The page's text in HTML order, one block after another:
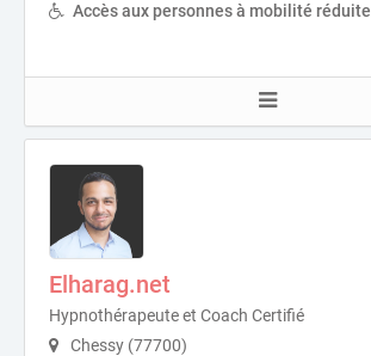
Accès aux personnes à mobilité réduite
Elharag.net
Hypnothérapeute et Coach Certifié
Chessy (77700)